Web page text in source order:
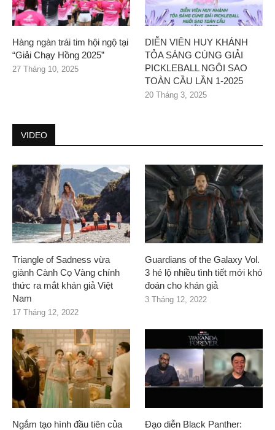
Hàng ngàn trái tim hội ngộ tại
“Giải Chạy Hồng 2025”
27 Tháng 10, 2025
DIỄN VIÊN HUY KHÁNH
TỎA SÁNG CÙNG GIẢI
PICKLEBALL NGÔI SAO
TOÀN CẦU LẦN 1-2025
20 Tháng 3, 2025
VIDEO
Triangle of Sadness vừa
giành Cành Cọ Vàng chính
thức ra mắt khán giả Việt
Nam
17 Tháng 12, 2022
Guardians of the Galaxy Vol.
3 hé lộ nhiều tình tiết mới khó
đoán cho khán giả
3 Tháng 12, 2022
Ngắm tạo hình đầu tiên của
Đạo diễn Black Panther: